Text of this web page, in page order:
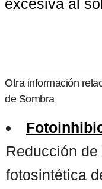
excesiva al
Otra información
de Sombra
Reducción
fotosintética